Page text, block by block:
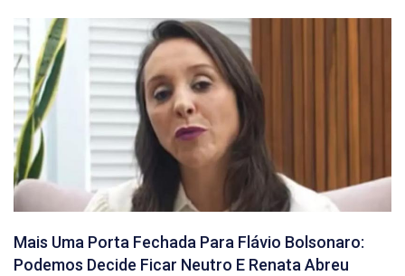
Mais Uma Porta Fechada Para Flávio Bolsonaro:
Podemos Decide Ficar Neutro E Renata Abreu